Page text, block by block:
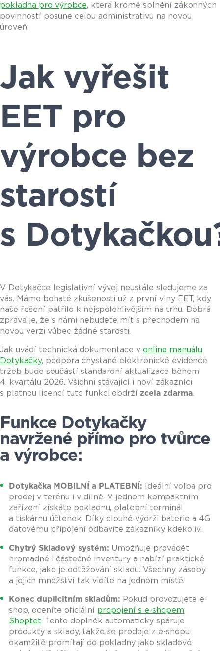
pokladna pro výrobce, která kromě splnění zákonných
povinností posune celou administrativu na novou
úroveň.
Jak vyřešit
EET pro
výrobce bez
starostí
s
V Dotykačce legislativní vývoj neustále sledujeme za
vás. Máme bohaté zkušenosti už z první vlny EET, kdy
naše řešení patřilo k nejspolehlivějším na trhu. Dobrá
zpráva je, že s námi nebudete mít s přechodem na
novou verzi vůbec žádné starosti.
Jak uvádí technická dokumentace v online manuálu
Dotykačky, podpora chystané elektronické evidence
tržeb bude součástí standardní aktualizace během
4. kvartálu 2026. Všichni stávající i noví zákazníci
s platnou licencí tuto funkci obdrží zcela zdarma.
Funkce Dotykačky
navržené přímo pro tvůrce
a výrobce:
Dotykačka MOBILNÍ a PLATEBNÍ: Ideální volba pro
prodej v terénu i v dílně. V jednom kompaktním
zařízení získáte pokladnu, platební terminál
a tiskárnu účtenek. Díky dlouhé výdrži baterie a 4G
datovému připojení odbavíte zákazníky kdekoliv.
Chytrý Skladový systém: Umožňuje provádět
hromadné i částečné inventury a nabízí praktické
funkce, jako je odtěžování skladu. Všechny zásoby
a jejich množství tak vidíte na jednom místě.
Konec duplicitním skladům: Pokud provozujete e-
shop, oceníte oficiální propojení s e-shopem
Shoptet. Tento doplněk automaticky spáruje
produkty a sklady, takže se prodeje z e-shopu
okamžitě promítají do pokladny jako skladové